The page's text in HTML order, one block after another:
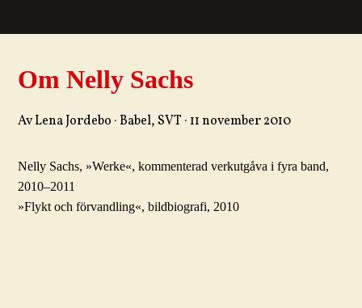
Om Nelly Sachs
Av Lena Jordebo · Babel, SVT · 11 november 2010
Nelly Sachs, »Werke«, kommenterad verkutgåva i fyra band,
2010–2011
»Flykt och förvandling«, bildbiografi, 2010